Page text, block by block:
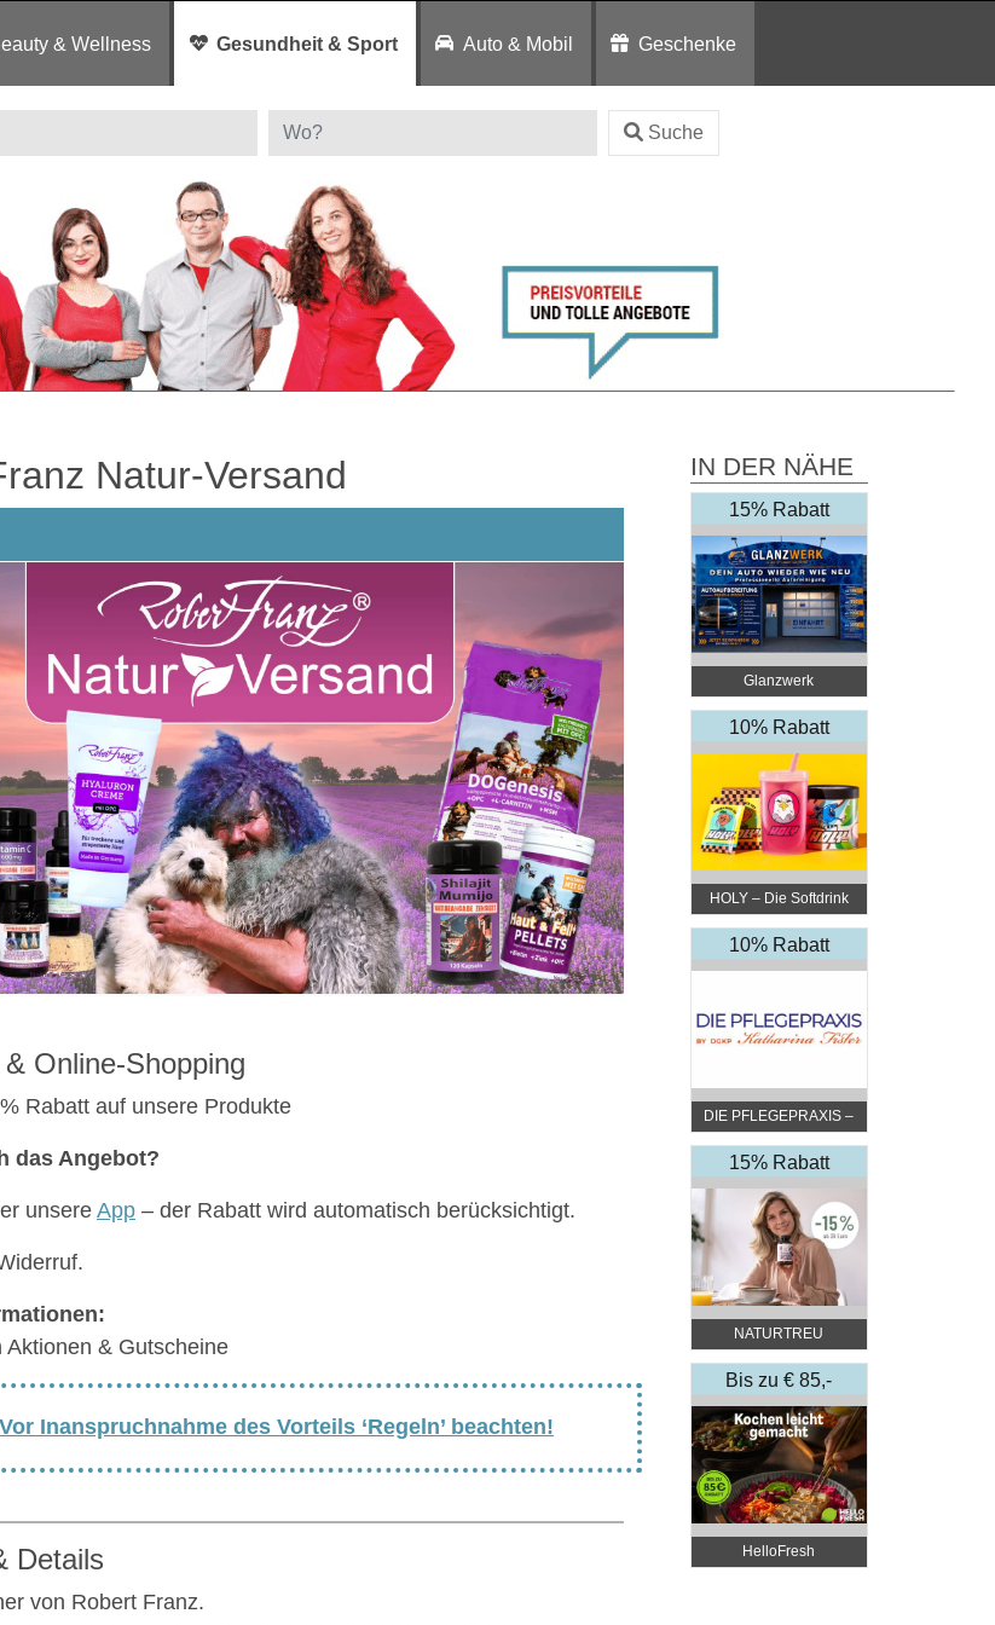
& Wellness Gesundheit & Sport Auto & Mobil Geschenke
Suche
Natur-Versand
Online-Shopping
Rabatt auf unsere Produkte
das Angebot?
unsereApp – der Rabatt wird automatisch berücksichtigt.
Aktionen & Gutscheine
Inanspruchnahme des Vorteils ‘Regeln’ beachten!
Details
von Robert Franz.
IN DER NÄHE
15% Rabatt
Glanzwerk
Autoreinigung
10% Rabatt
HOLY – Die Softdrink
Revolution
10% Rabatt
DIE PFLEGEPRAXIS –
by DGKP Katharina
Fister
15% Rabatt
NATURTREU
Bis zu € 85,-
Rabatt
HelloFresh